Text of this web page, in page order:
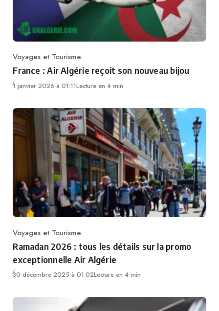
Category
Voyages et Tourisme
France : Air Algérie reçoit son nouveau bijou
1 janvier 2026 à 01:11Lecture en 4 min
Category
Voyages et Tourisme
Ramadan 2026 : tous les détails sur la promo
exceptionnelle Air Algérie
30 décembre 2025 à 01:02Lecture en 4 min